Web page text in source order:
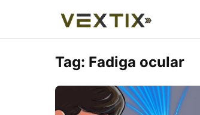
Tag: Fadiga ocular